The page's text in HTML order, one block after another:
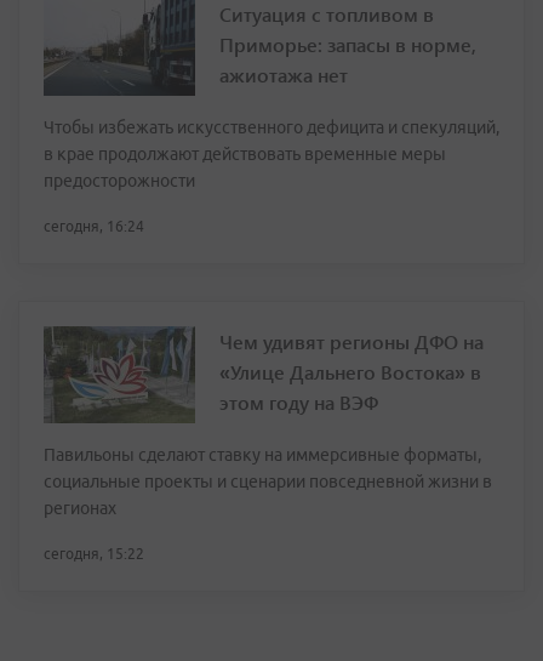
Ситуация с топливом в
Приморье: запасы в норме,
ажиотажа нет
Чтобы избежать искусственного дефицита и спекуляций,
в крае продолжают действовать временные меры
предосторожности
сегодня, 16:24
Чем удивят регионы ДФО на
«Улице Дальнего Востока» в
этом году на ВЭФ
Павильоны сделают ставку на иммерсивные форматы,
социальные проекты и сценарии повседневной жизни в
регионах
сегодня, 15:22